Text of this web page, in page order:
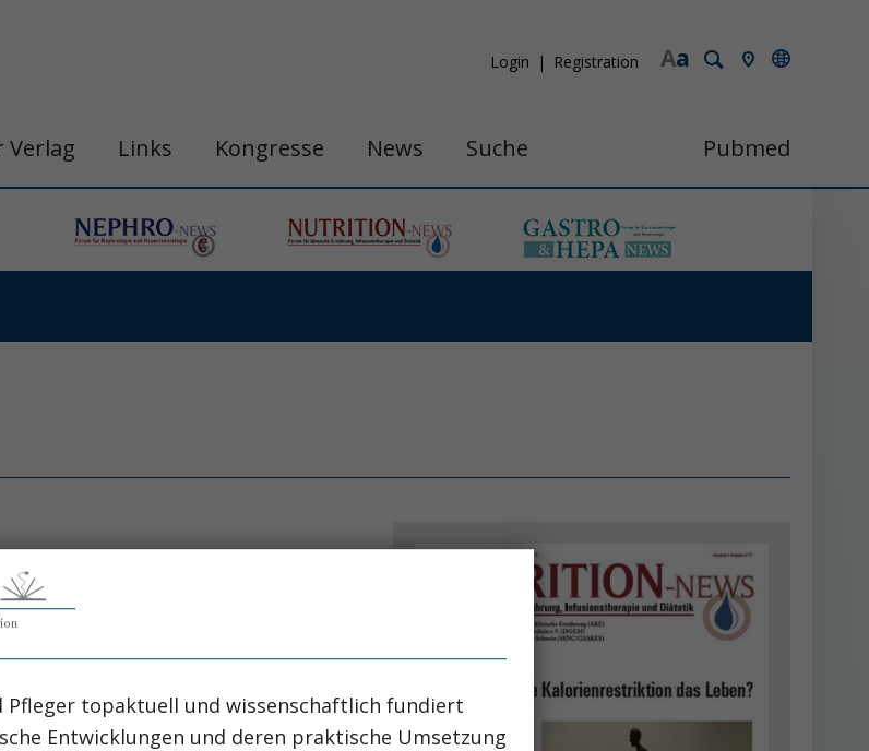
a
A
Login Registration
Verlag Links Kongresse News Suche Pubmed
Pfleger topaktuell und wissenschaftlich fundiert
Entwicklungen und deren praktische Umsetzung